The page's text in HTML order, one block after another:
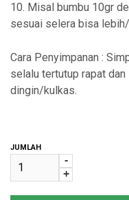
10. Misal bumbu 10gr
sesuai selera bisa
Cara Penyimpanan :
selalu tertutup rapat dan
dingin/kulkas.
JUMLAH
-
+